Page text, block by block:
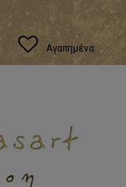
Αγαπημένα